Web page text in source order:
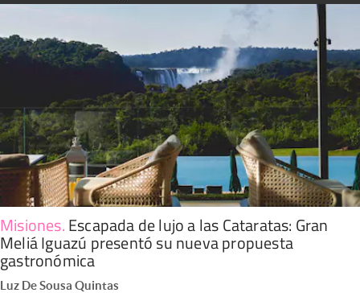
Misiones.Escapada de lujo a las Cataratas: Gran
Meliá Iguazú presentó su nueva propuesta
gastronómica
Luz De Sousa Quintas